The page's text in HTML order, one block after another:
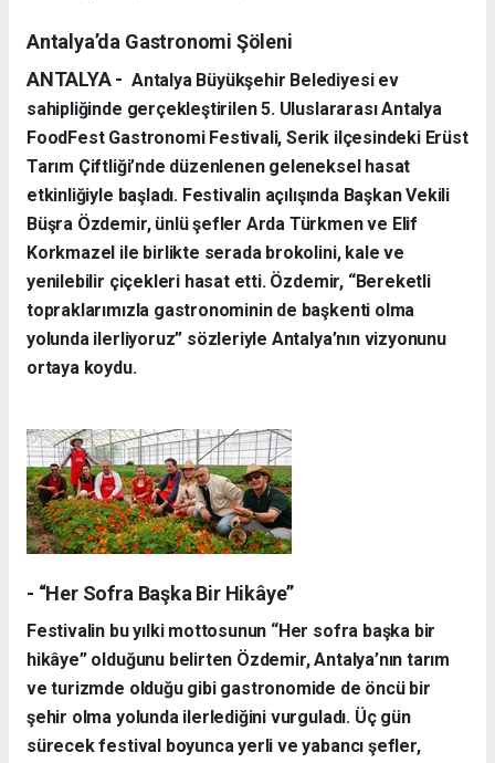
Antalya’da Gastronomi Şöleni
ANTALYA - Antalya Büyükşehir Belediyesi ev
sahipliğinde gerçekleştirilen 5. Uluslararası Antalya
FoodFest Gastronomi Festivali, Serik ilçesindeki Erüst
Tarım Çiftliği’nde düzenlenen geleneksel hasat
etkinliğiyle başladı. Festivalin açılışında Başkan Vekili
Büşra Özdemir, ünlü şefler Arda Türkmen ve Elif
Korkmazel ile birlikte serada brokolini, kale ve
yenilebilir çiçekleri hasat etti. Özdemir, “Bereketli
topraklarımızla gastronominin de başkenti olma
yolunda ilerliyoruz” sözleriyle Antalya’nın vizyonunu
ortaya koydu.
- “Her Sofra Başka Bir Hikâye”
Festivalin bu yılki mottosunun “Her sofra başka bir
hikâye” olduğunu belirten Özdemir, Antalya’nın tarım
ve turizmde olduğu gibi gastronomide de öncü bir
şehir olma yolunda ilerlediğini vurguladı. Üç gün
sürecek festival boyunca yerli ve yabancı şefler,